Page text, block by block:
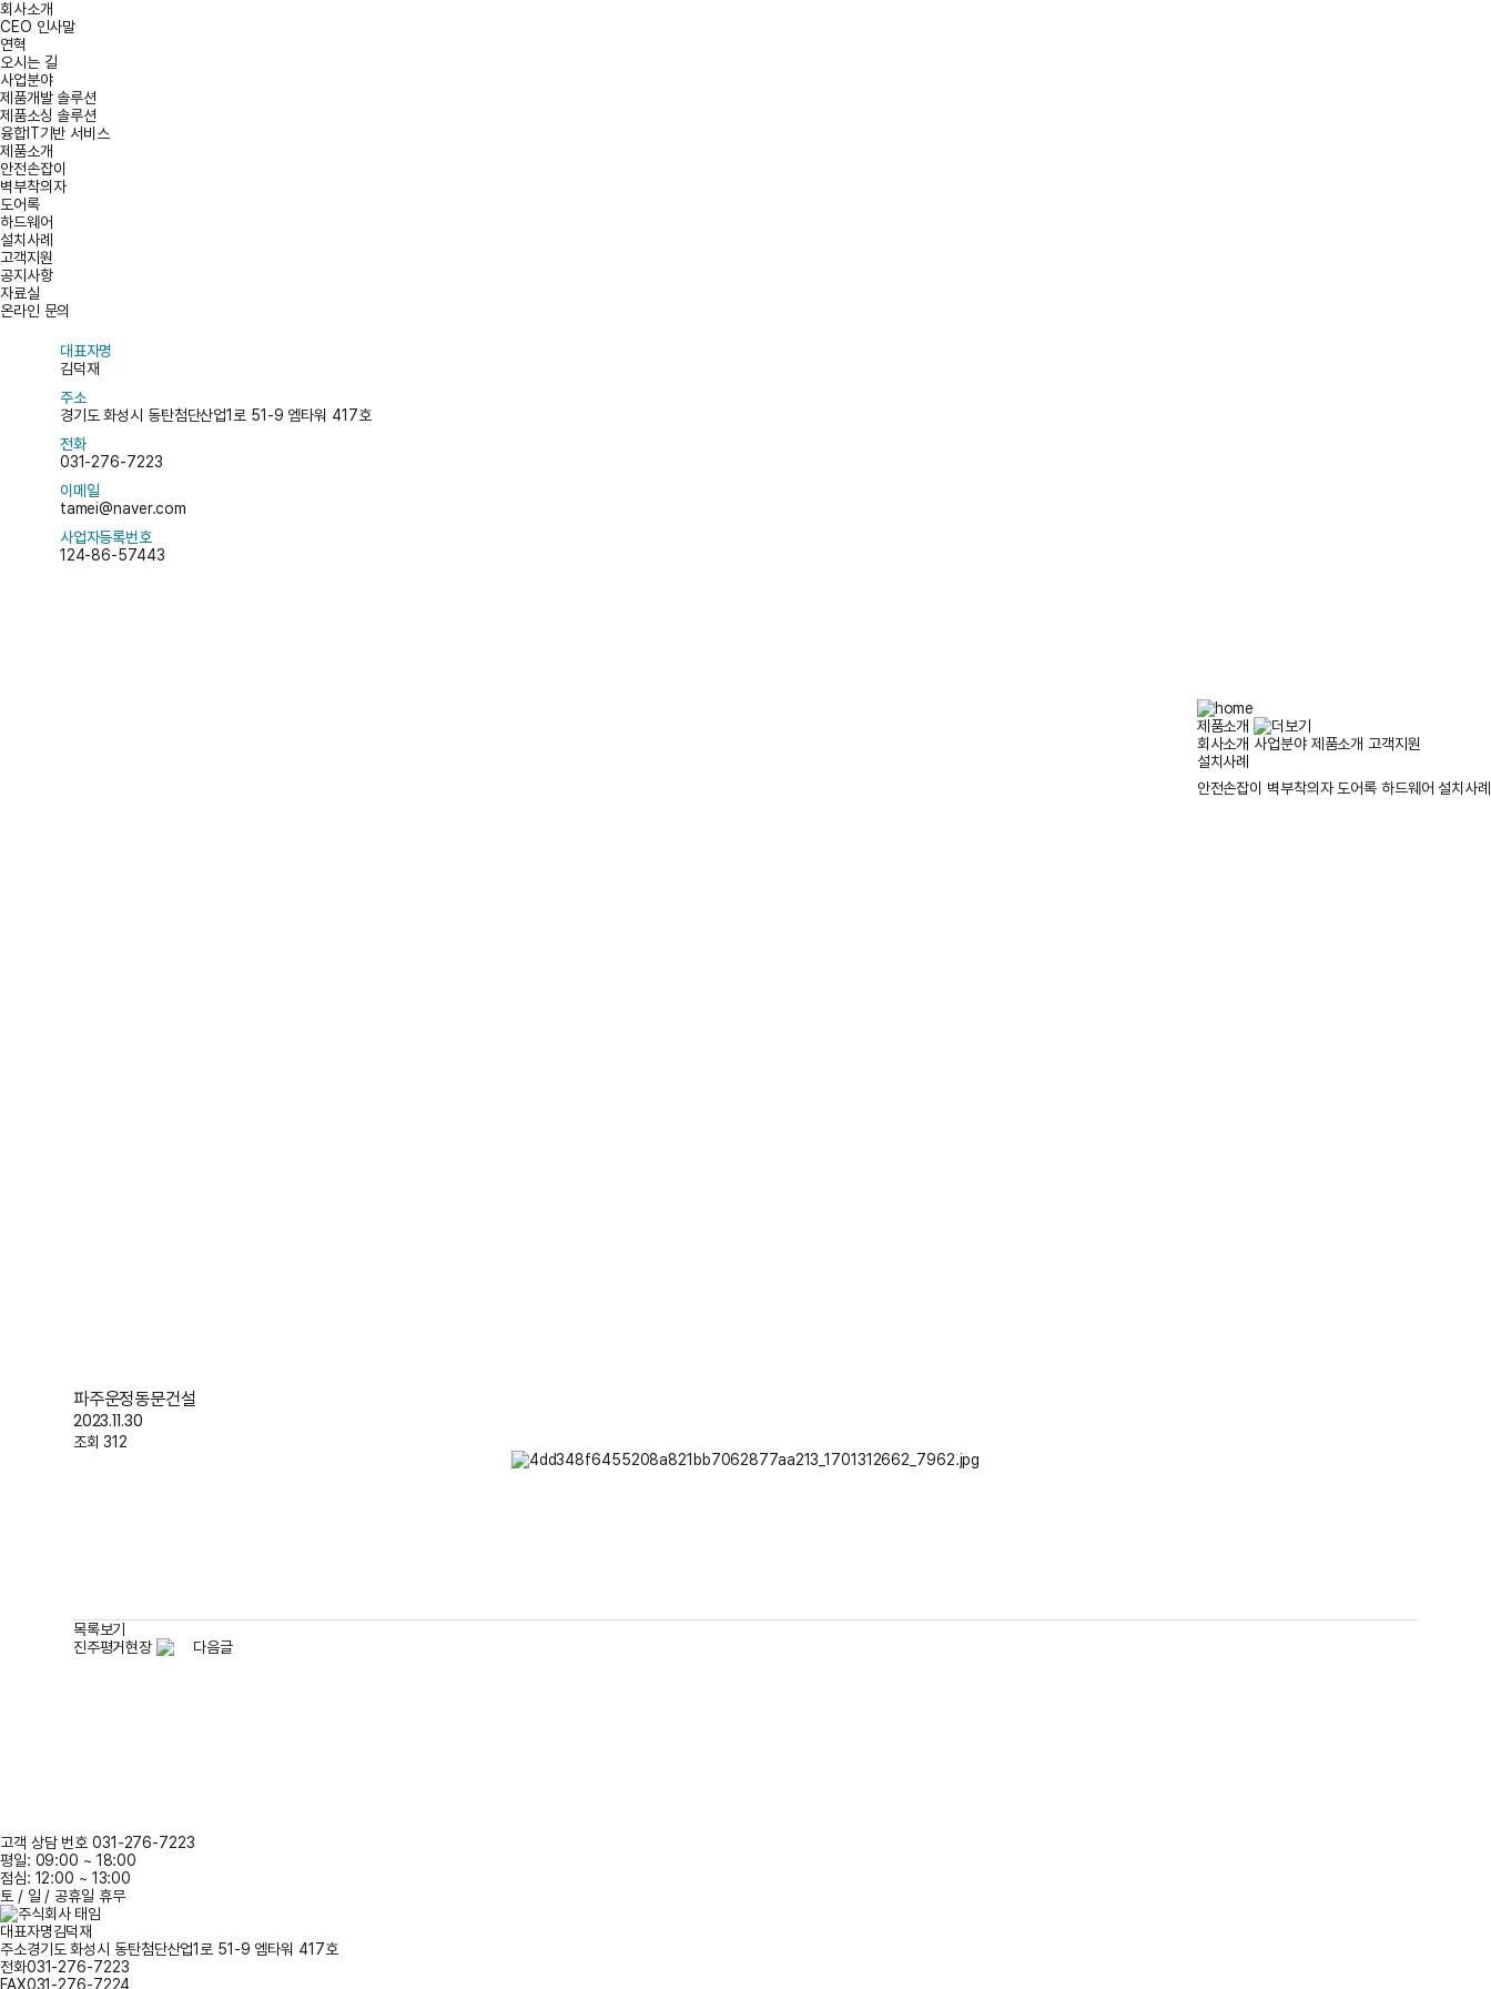
회사소개
CEO 인사말
연혁
오시는 길
사업분야
제품개발 솔루션
제품소싱 솔루션
융합IT기반 서비스
제품소개
안전손잡이
벽부착의자
도어록
하드웨어
설치사례
고객지원
공지사항
자료실
온라인 문의
대표자명
김덕재
주소
경기도 화성시 동탄첨단산업1로 51-9 엠타워 417호
전화
031-276-7223
이메일
tamei@naver.com
사업자등록번호
124-86-57443
제품소개
회사소개 사업분야 제품소개 고객지원
설치사례
안전손잡이 벽부착의자 도어록 하드웨어 설치사례
파주운정동문건설
2023.11.30
조회 312
목록보기
진주평거현장
다음글
고객 상담 번호 031-276-7223
평일: 09:00 ~ 18:00
점심: 12:00 ~ 13:00
토 / 일 / 공휴일 휴무
대표자명김덕재
주소경기도 화성시 동탄첨단산업1로 51-9 엠타워 417호
전화031-276-7223
FAX031-276-7224